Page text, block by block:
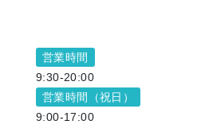
営業時間
9:30-20:00
営業時間（祝日）
9:00-17:00